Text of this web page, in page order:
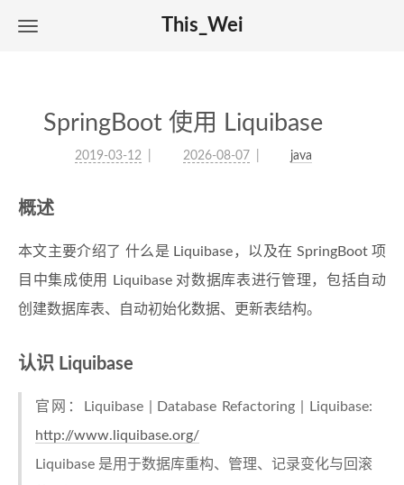
This_Wei
SpringBoot 使用 Liquibase
2019-03-12 2026-08-07 java
概述
本文主要介绍了 什么是 Liquibase，以及在 SpringBoot 项
目中集成使用 Liquibase 对数据库表进行管理，包括自动
创建数据库表、自动初始化数据、更新表结构。
认识 Liquibase
官网：Liquibase | Database Refactoring | Liquibase:
http://www.liquibase.org/
Liquibase 是用于数据库重构、管理、记录变化与回滚